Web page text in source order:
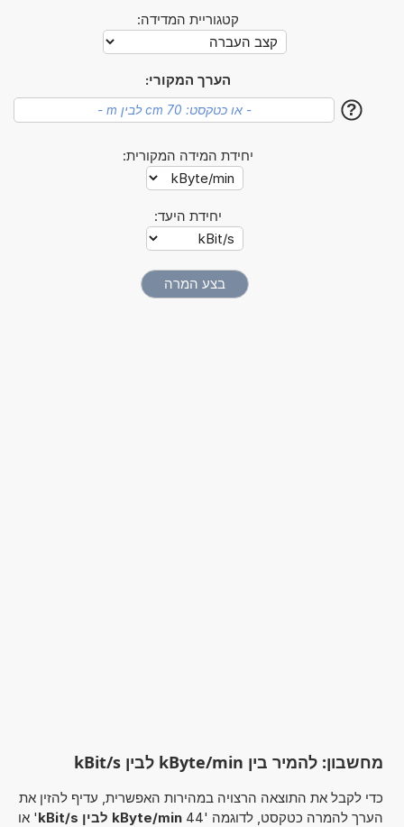
קטגוריית המדידה:
הערך המקורי:
?
יחידת המידה המקורית:
יחידת היעד:
מחשבון: להמיר בין kByte/min לבין kBit/s
כדי לקבל את התוצאה הרצויה במהירות האפשרית, עדיף להזין את
הערך להמרה כטקסט, לדוגמה '44
kByte/min לבין kBit/s
' או